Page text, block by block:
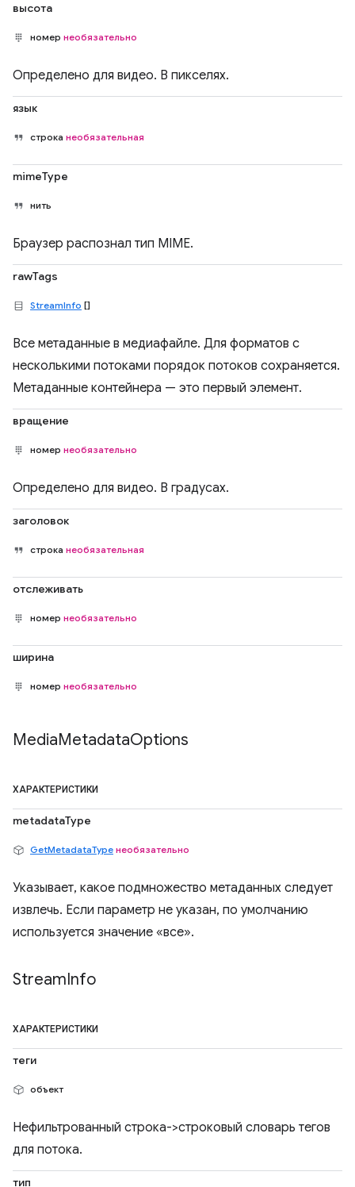
высота
номер необязательно
Определено для видео. В пикселях.
язык
строка необязательная
mimeType
нить
Браузер распознал тип MIME.
rawTags
StreamInfo []
Все метаданные в медиафайле. Для форматов с
несколькими потоками порядок потоков сохраняется.
Метаданные контейнера — это первый элемент.
вращение
номер необязательно
Определено для видео. В градусах.
заголовок
строка необязательная
отслеживать
номер необязательно
ширина
номер необязательно
MediaMetadataOptions
ХАРАКТЕРИСТИКИ
metadataType
GetMetadataType необязательно
Указывает, какое подмножество метаданных следует
извлечь. Если параметр не указан, по умолчанию
используется значение «все».
StreamInfo
ХАРАКТЕРИСТИКИ
теги
объект
Нефильтрованный строка->строковый словарь тегов
для потока.
тип